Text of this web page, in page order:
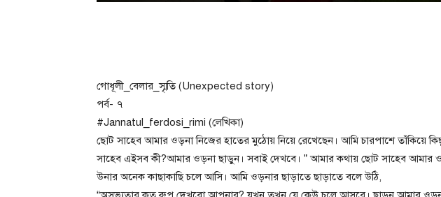
গোধূলী_বেলার_স্মৃতি (Unexpected story)
পর্ব- ৭
#Jannatul_ferdosi_rimi (লেখিকা)
ছোট সাহেব আমার ওড়না নিজের হাতের মুঠোয় নিয়ে রেখেছেন। আমি চারপাশে তাঁকিয়ে
সাহেব এইসব কী?আমার ওড়না ছাড়ুন। সবাই দেখবে। ” আমার কথায় ছোট সাহেব আমার
উনার অনেক কাছাকাছি চলে আসি। আমি ওড়নার ছাড়াতে ছাড়াতে বলে উঠি,